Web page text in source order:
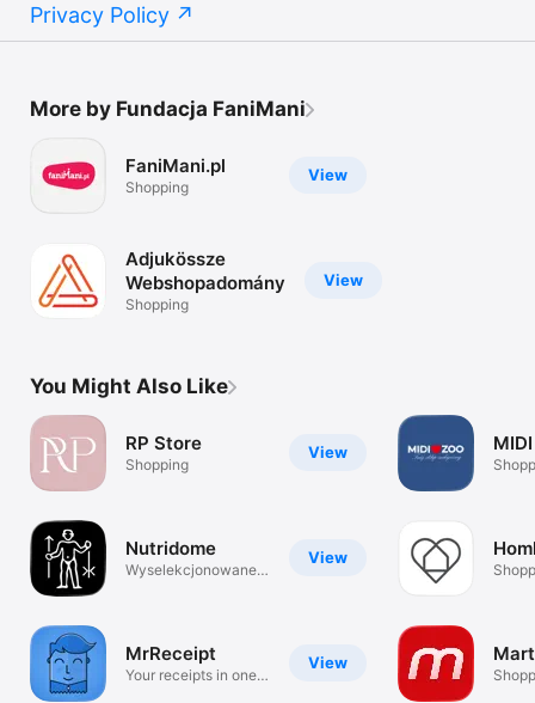
Privacy Policy
More by Fundacja FaniMani
View
FaniMani.pl
Shopping
View
Adjukössze
Webshopadomány
Shopping
You Might Also Like
View
RP Store
Shopping
View
Nutridome
Wyselekcjonowane
View
MrReceipt
Your receipts in one